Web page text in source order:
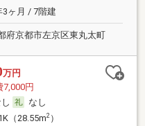
3ヶ月 / 7階建
府京都市左京区東丸太町
万円
7,000円
なし
（28.55m2）